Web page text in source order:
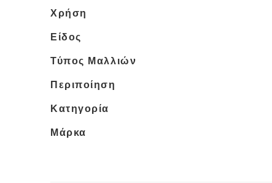
Χρήση
Είδος
Τύπος Μαλλιών
Περιποίηση
Κατηγορία
Μάρκα